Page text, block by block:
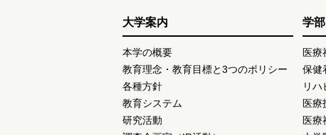
大学案内
本学の概要
教育理念・教育目標と3つのポリシー
各種方針
教育システム
研究活動
学
医療
保健
リ
医療
医療